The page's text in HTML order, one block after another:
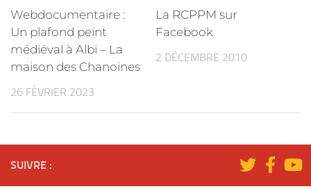
Webdocumentaire :
Un plafond peint
médiéval à Albi – La
maison des Chanoines
26 FÉVRIER 2023
La RCPPM sur
Facebook
2 DÉCEMBRE 2010
SUIVRE :